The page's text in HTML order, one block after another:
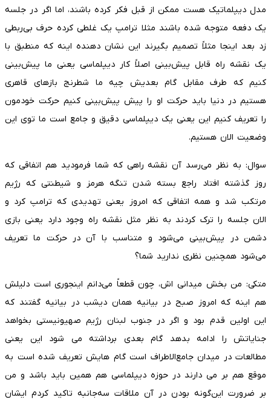
مدل دیپلماتیک هست ممکن از قبل فکر کرده باشند، اما اگر در جلسه
یک دفعه متوجه شده باشند مثلا ترامپ یک غلطی کرده حرف بی‌ربطی
زد بعد اینجا مثلاً تصمیم بگیرند این نشان دهنده اینه که منطبق با
یک نقشه راه قابل پیش‌بینی اصلاً کار دیپلماسی یعنی ما پیش‌بینی
کنیم که طرف مقابل گام بعدیش چیه ما شطرنج باز‌های قاهری
هستیم در دنیا باید حرکت او را پیش پیش‌بینی کنیم حرکت خودمون
را تعریف کنیم این یعنی یک دیپلماسی دقیق و جامع است ما توی این
وضعیت الان هستیم.
سوال: به نظر می‌رسد آن نقشه راهی که شما فرمودید هم اتفاقی که
روز گذشته افتاد راجع بسته شدن تنگه هرمز و شیطنتی که رژیم
مرتکب شد و همه اتفاقی که امروز یعنی تهدیدی که ترامپ کرد و
الان جلسه را ترک کردند به نظر مثل نقشه راه وجود دارد یعنی بازی
دشمن در پیش‌بینی می‌شود و متناسب با آن در حرکت ما تعریف
می‌شود همچنین نظری ندارید شما؟
متکی: من بخش میدانی اش، چون قطعاً می‌دانم اینجوری است دلیلش
هم اینه که امروز صبح در بیانیه همان دیشب در بیانیه گفتند که
این اولین قدم بود و اگر در جنوب لبنان رژیم صهیونیستی بخواهد
جنایاتش را ادامه بدهد گام بعدی برداشته می شود این یعنی
مطالعات در میدان جامع‌الاطراف است گام هایش تعریف شده است به
موقع هم بر می دارند در حوزه دیپلماسی هم همین باید باشد و من
بر ضرورت این‌گونه بودن در آن ملاقات سه‌جانبه تاکید کردم ایشان